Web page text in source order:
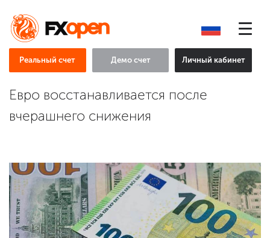
Реальный счет Демо счет Личный кабинет
Евро восстанавливается после
вчерашнего снижения